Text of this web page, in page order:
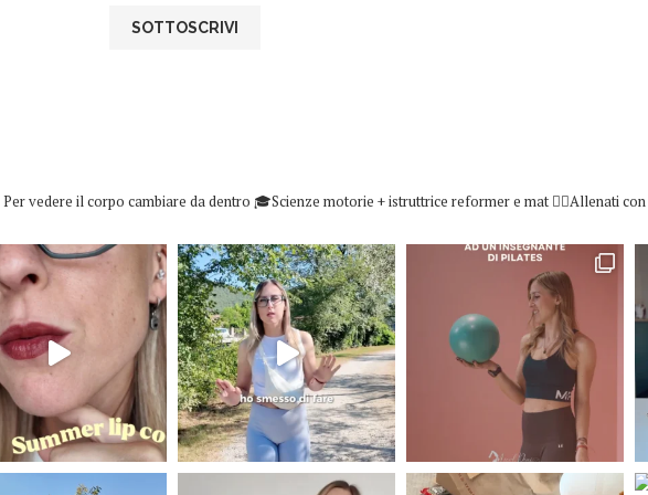
Per vedere il corpo cambiare da dentro 🎓Scienze motorie + istruttrice reformer e mat 👇🏻Allenati